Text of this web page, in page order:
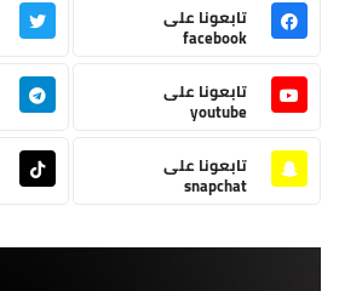
تابعونا على
facebook
تابعونا على
youtube
تابعونا على
snapchat